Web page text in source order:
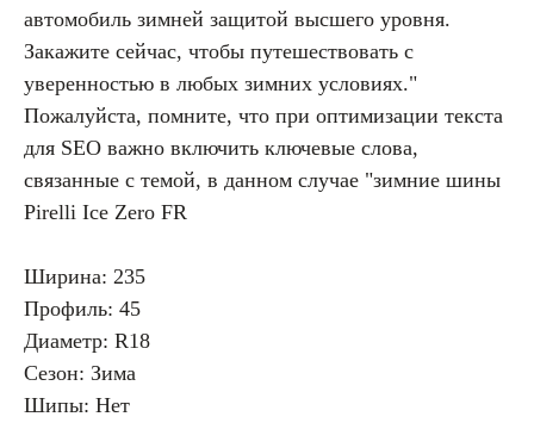
автомобиль зимней защитой высшего уровня.
Закажите сейчас, чтобы путешествовать с
уверенностью в любых зимних условиях."
Пожалуйста, помните, что при оптимизации текста
для SEO важно включить ключевые слова,
связанные с темой, в данном случае "зимние шины
Pirelli Ice Zero FR
Ширина: 235
Профиль: 45
Диаметр: R18
Сезон: Зима
Шипы: Нет